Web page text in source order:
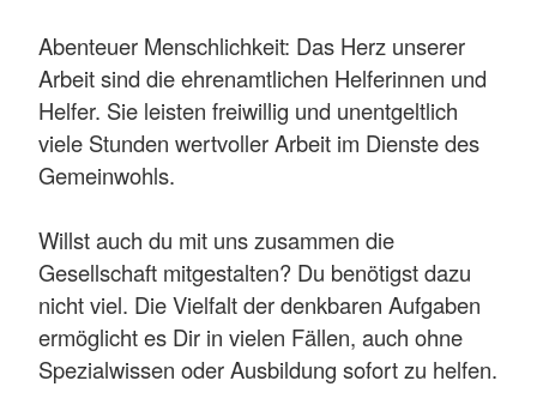
Abenteuer Menschlichkeit: Das Herz unserer
Arbeit sind die ehrenamtlichen Helferinnen und
Helfer. Sie leisten freiwillig und unentgeltlich
viele Stunden wertvoller Arbeit im Dienste des
Gemeinwohls.
Willst auch du mit uns zusammen die
Gesellschaft mitgestalten? Du benötigst dazu
nicht viel. Die Vielfalt der denkbaren Aufgaben
ermöglicht es Dir in vielen Fällen, auch ohne
Spezialwissen oder Ausbildung sofort zu helfen.